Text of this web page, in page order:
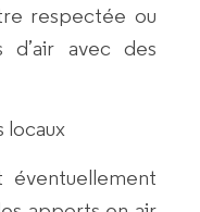
respectée ou
d’air avec des
locaux